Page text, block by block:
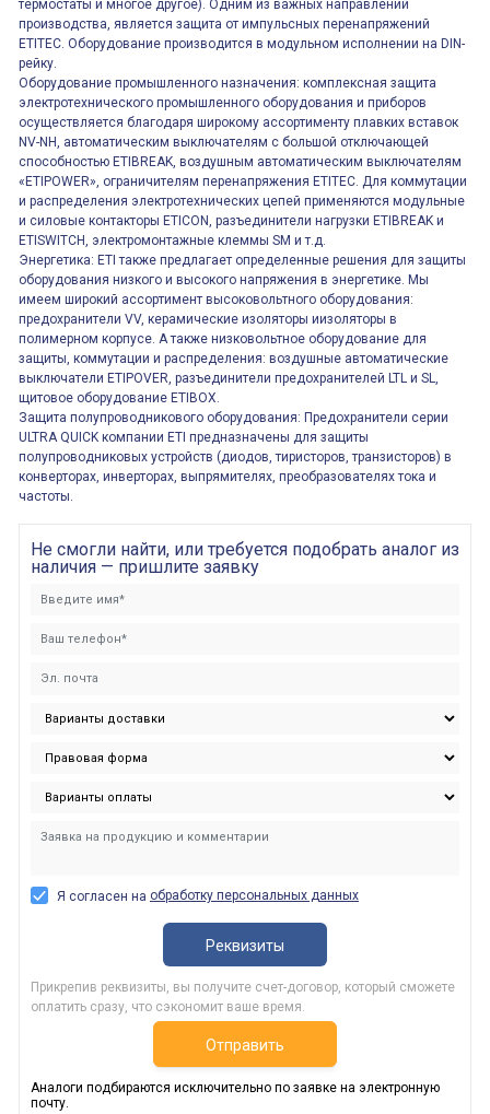
термостаты и многое другое). Одним из важных направлений
производства, является защита от импульсных перенапряжений
ETITEC. Оборудование производится в модульном исполнении на DIN-
рейку.
Оборудование промышленного назначения: комплексная защита
электротехнического промышленного оборудования и приборов
осуществляется благодаря широкому ассортименту плавких вставок
NV-NH, автоматическим выключателям с большой отключающей
способностью ETIBREAK, воздушным автоматическим выключателям
«ETIPOWER», ограничителям перенапряжения ETITEC. Для коммутации
и распределения электротехнических цепей применяются модульные
и силовые контакторы ETICON, разъединители нагрузки ETIBREAK и
ETISWITCH, электромонтажные клеммы SM и т.д.
Энергетика: ETI также предлагает определенные решения для защиты
оборудования низкого и высокого напряжения в энергетике. Мы
имеем широкий ассортимент высоковольтного оборудования:
предохранители VV, керамические изоляторы иизоляторы в
полимерном корпусе. А также низковольтное оборудование для
защиты, коммутации и распределения: воздушные автоматические
выключатели ETIPOVER, разъединители предохранителей LTL и SL,
щитовое оборудование ETIBOX.
Защита полупроводникового оборудования: Предохранители серии
ULTRA QUICK компании ETI предназначены для защиты
полупроводниковых устройств (диодов, тиристоров, транзисторов) в
конверторах, инверторах, выпрямителях, преобразователях тока и
частоты.
Не смогли найти, или требуется подобрать аналог из
наличия — пришлите заявку
Я согласен на обработку персональных данных
Реквизиты
Прикрепив реквизиты, вы получите счет-договор, который сможете
оплатить сразу, что сэкономит ваше время.
Отправить
Аналоги подбираются исключительно по заявке на электронную
почту.